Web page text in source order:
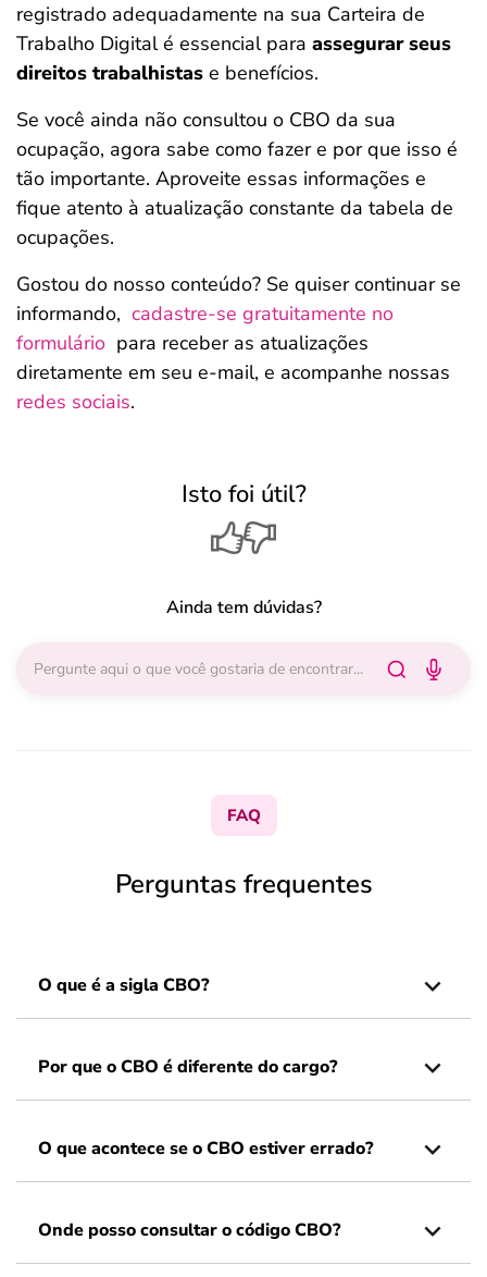
registrado adequadamente na sua Carteira de
Trabalho Digital é essencial para assegurar seus
direitos trabalhistas e benefícios.
Se você ainda não consultou o CBO da sua
ocupação, agora sabe como fazer e por que isso é
tão importante. Aproveite essas informações e
fique atento à atualização constante da tabela de
ocupações.
Gostou do nosso conteúdo? Se quiser continuar se
informando, cadastre-se gratuitamente no
formulário para receber as atualizações
diretamente em seu e-mail, e acompanhe nossas
redes sociais.
Isto foi útil?
Ainda tem dúvidas?
FAQ
Perguntas frequentes
O que é a sigla CBO?
Por que o CBO é diferente do cargo?
O que acontece se o CBO estiver errado?
Onde posso consultar o código CBO?